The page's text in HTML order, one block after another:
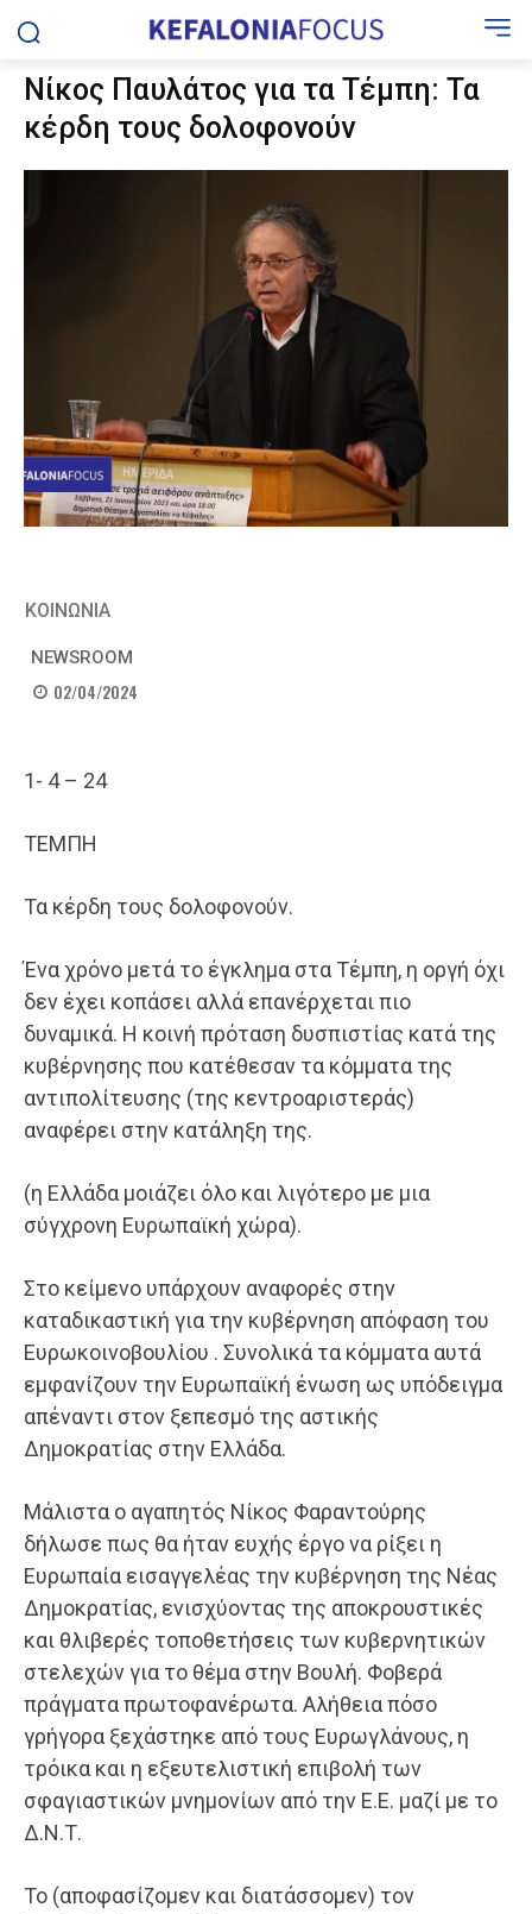
Νίκος Παυλάτος για τα Τέμπη: Τα
κέρδη τους δολοφονούν
ΚΟΙΝΩΝΙΑ
NEWSROOM
02/04/2024
1- 4 – 24
ΤΕΜΠΗ
Τα κέρδη τους δολοφονούν.
Ένα χρόνο μετά το έγκλημα στα Τέμπη, η οργή όχι
δεν έχει κοπάσει αλλά επανέρχεται πιο
δυναμικά. Η κοινή πρόταση δυσπιστίας κατά της
κυβέρνησης που κατέθεσαν τα κόμματα της
αντιπολίτευσης (της κεντροαριστεράς)
αναφέρει στην κατάληξη της.
(η Ελλάδα μοιάζει όλο και λιγότερο με μια
σύγχρονη Ευρωπαϊκή χώρα).
Στο κείμενο υπάρχουν αναφορές στην
καταδικαστική για την κυβέρνηση απόφαση του
Ευρωκοινοβουλίου . Συνολικά τα κόμματα αυτά
εμφανίζουν την Ευρωπαϊκή ένωση ως υπόδειγμα
απέναντι στον ξεπεσμό της αστικής
Δημοκρατίας στην Ελλάδα.
Μάλιστα ο αγαπητός Νίκος Φαραντούρης
δήλωσε πως θα ήταν ευχής έργο να ρίξει η
Ευρωπαία εισαγγελέας την κυβέρνηση της Νέας
Δημοκρατίας, ενισχύοντας της αποκρουστικές
και θλιβερές τοποθετήσεις των κυβερνητικών
στελεχών για το θέμα στην Βουλή. Φοβερά
πράγματα πρωτοφανέρωτα. Αλήθεια πόσο
γρήγορα ξεχάστηκε από τους Ευρωγλάνους, η
τρόικα και η εξευτελιστική επιβολή των
σφαγιαστικών μνημονίων από την Ε.Ε. μαζί με το
Δ.Ν.Τ.
Το (αποφασίζομεν και διατάσσομεν) τον